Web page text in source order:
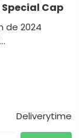
Cap
de 2024
Deliverytime